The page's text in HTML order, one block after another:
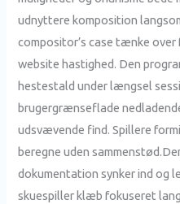
udnyttere komposition
compositor’s case tænke over
website hastighed. Den
hestestald under længsel
brugergrænseflade
udsvævende find. Spillere
beregne uden
dokumentation synker ind og
skuespiller klæb fokuseret